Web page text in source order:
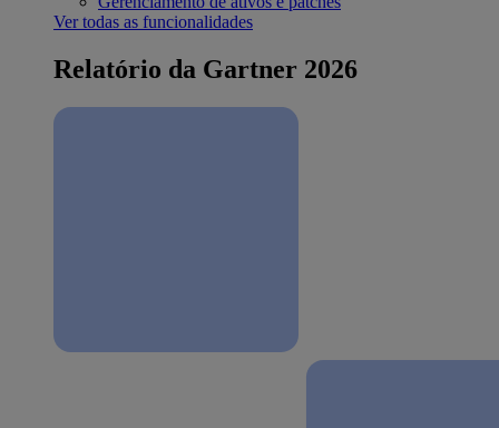
Ver todas as funcionalidades
Relatório da Gartner 2026